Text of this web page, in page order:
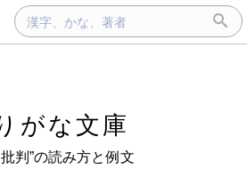
がな文庫
判”の読み方と例文